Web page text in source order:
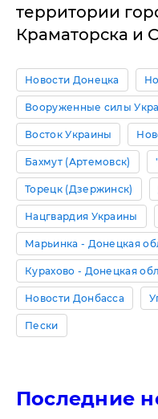
территории
Краматорска и
Новости Донецка
Вооруженные силы
Восток Украины
Бахмут (Артемовск)
Торецк (Дзержинск)
Нацгвардия Украины
Марьинка - Донецкая
Курахово - Донецкая
Новости Донбасса
Пески
Последние